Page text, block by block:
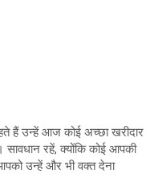
हैं उन्हें आज कोई अच्छा खरीदार
रहें, क्योंकि कोई आपकी
उन्हें और भी वक्त देना